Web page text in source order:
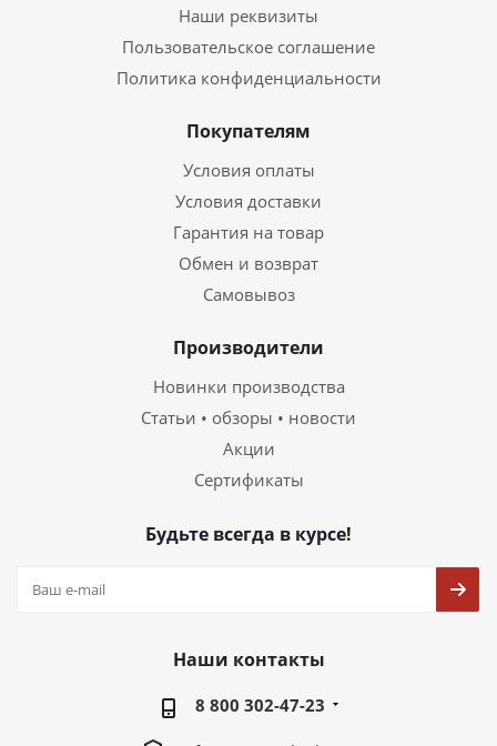
Наши реквизиты
Пользовательское соглашение
Политика конфиденциальности
Покупателям
Условия оплаты
Условия доставки
Гарантия на товар
Обмен и возврат
Самовывоз
Производители
Новинки производства
Статьи • обзоры • новости
Акции
Сертификаты
Будьте всегда в курсе!
Наши контакты
8 800 302-47-23